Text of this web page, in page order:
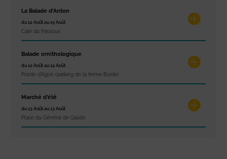
La Balade d’Anton
du 12 Août au 15 Août
Cale du Passous
Balade ornithologique
du 12 Août au 12 Août
Pointe d'Agon (parking de la ferme Borde)
Marché d’été
du 13 Août au 13 Août
Place du Général de Gaulle